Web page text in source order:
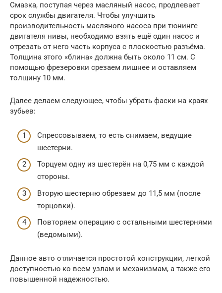
Смазка, поступая через масляный насос, продлевает
срок службы двигателя. Чтобы улучшить
производительность масляного насоса при тюнинге
двигателя нивы, необходимо взять ещё один насос и
отрезать от него часть корпуса с плоскостью разъёма.
Толщина этого «блина» должна быть около 11 см. С
помощью фрезеровки срезаем лишнее и оставляем
толщину 10 мм.
Далее делаем следующее, чтобы убрать фаски на краях
зубьев:
Спрессовываем, то есть снимаем, ведущие
шестерни.
Торцуем одну из шестерён на 0,75 мм с каждой
стороны.
Вторую шестерню обрезаем до 11,5 мм (после
торцовки).
Повторяем операцию с остальными шестернями
(ведомыми).
Данное авто отличается простотой конструкции, легкой
доступностью ко всем узлам и механизмам, а также его
повышенной надежностью.